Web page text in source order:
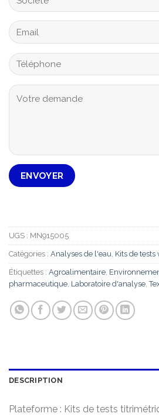
UGS : MN915005
Catégories : Analyses de l'eau Kits de tests
Étiquettes : Agroalimentaire
pharmaceutique Laboratoire d'analyse ,
DESCRIPTION
Plateforme : Kits de tests